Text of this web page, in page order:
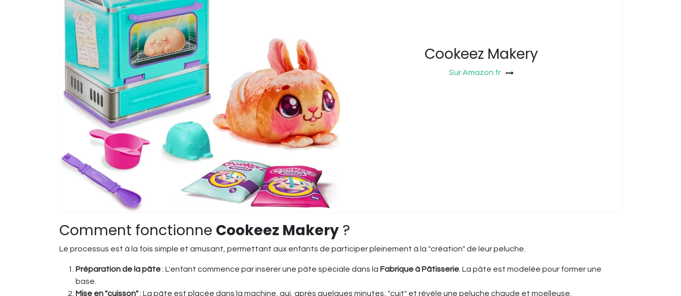
Cookeez Makery
Sur Amazon.fr
Comment fonctionne Cookeez Makery ?
Le processus est à la fois simple et amusant, permettant aux enfants de participer pleinement à la "création" de leur peluche.
Préparation de la pâte: L'enfant commence par insérer une pâte spéciale dans la Fabrique à Pâtisserie . La pâte est modelée pour former une
base.
Mise en "cuisson": La pâte est placée dans la machine, qui, après quelques minutes, "cuit" et révèle une peluche chaude et moelleuse.